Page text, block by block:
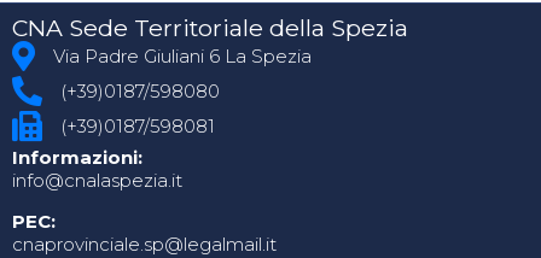
CNA Sede Territoriale della Spezia
Via Padre Giuliani 6 La Spezia
(+39)0187/598080
(+39)0187/598081
Informazioni:
info@cnalaspezia.it
PEC:
cnaprovinciale.sp@legalmail.it